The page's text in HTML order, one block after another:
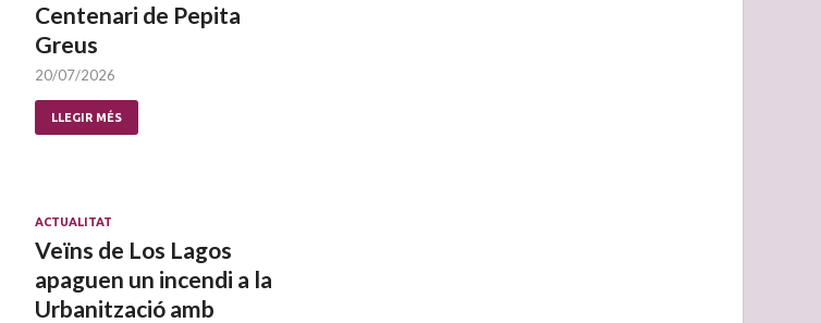
Centenari de Pepita
Greus
20/07/2026
LLEGIR MÉS
ACTUALITAT
Veïns de Los Lagos
apaguen un incendi a la
Urbanització amb